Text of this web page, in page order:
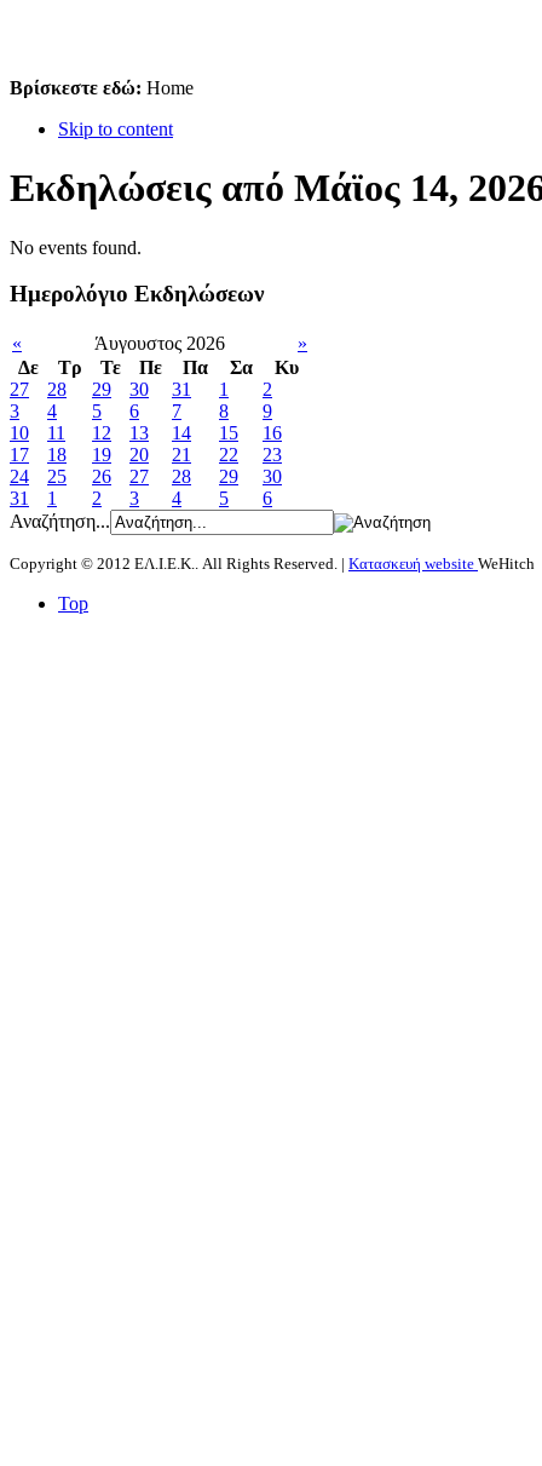
Βρίσκεστε εδώ: Home
Skip to content
Εκδηλώσεις από Μάϊος 14,
No events found.
Ημερολόγιο Εκδηλώσεων
« Άυγουστος 2026
»
Δε
Tρ Τε Πε Πα Σα
Κυ
27
28 29 30 31 1
2
3
4 5 6 7 8
9
10
11 12 13 14 15
16
17
18 19 20 21 22
23
24
25 26 27 28 29
30
31
1 2 3 4 5
6
Αναζήτηση...
Copyright © 2012 ΕΛ.Ι.Ε.Κ.. All Rights Reserved. | Κατασκευή website WeHitch
Top